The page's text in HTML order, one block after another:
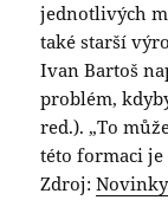
jednotlivých
také starší
Ivan Bartoš
problém,
red.). „To
této formaci
Zdroj: